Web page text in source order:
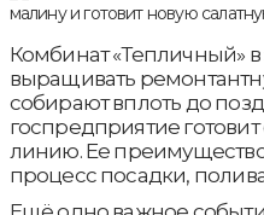
Комбинат «Тепличный» в
выращивать
собирают вплоть до
госпредприятие
линию. Ее
процесс посадки,